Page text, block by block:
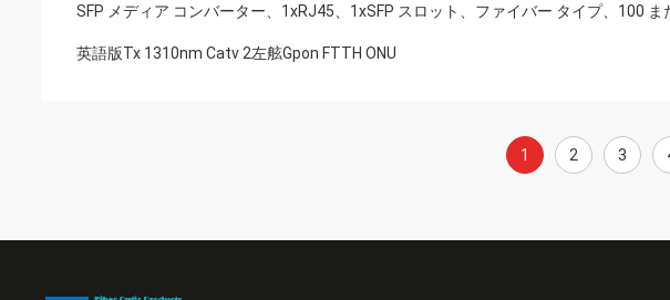
SFP メディア コンバーター、1xRJ45、1xSFP スロット、ファイバー タイプ、100
英語版Tx 1310nm Catv 2左舷Gpon FTTH ONU
1 2 3